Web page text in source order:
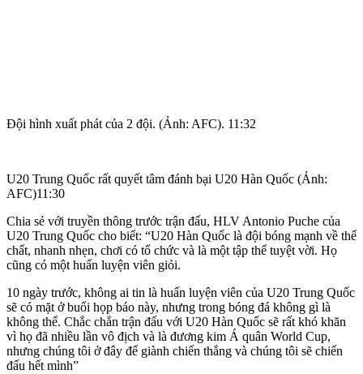
Đội hình xuất phát của 2 đội. (Ảnh: AFC). 11:32
U20 Trung Quốc rất quyết tâm đánh bại U20 Hàn Quốc (Ảnh:
AFC)11:30
Chia sẻ với truyền thông trước trận đấu, HLV Antonio Puche của
U20 Trung Quốc cho biết: “U20 Hàn Quốc là đội bóng mạnh về thể
chất, nhanh nhẹn, chơi có tổ chức và là một tập thể tuyệt vời. Họ
cũng có một huấn luyện viên giỏi.
10 ngày trước, không ai tin là huấn luyện viên của U20 Trung Quốc
sẽ có mặt ở buổi họp báo này, nhưng trong bóng đá không gì là
không thể. Chắc chắn trận đấu với U20 Hàn Quốc sẽ rất khó khăn
vì họ đã nhiều lần vô địch và là đương kim Á quân World Cup,
nhưng chúng tôi ở đây để giành chiến thắng và chúng tôi sẽ chiến
đấu hết mình”